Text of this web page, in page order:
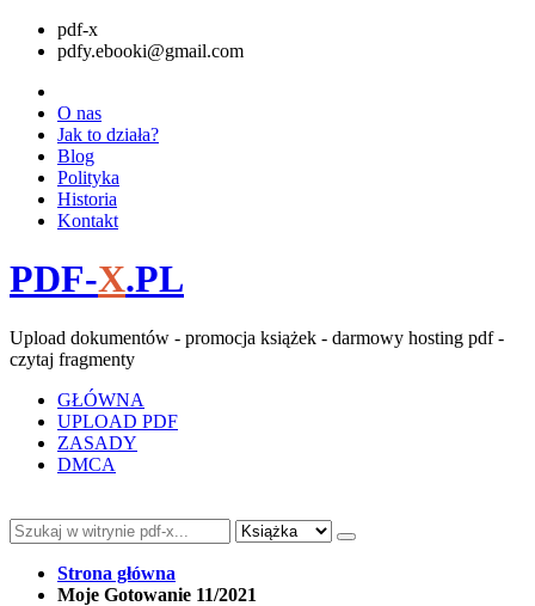
pdf-x
pdfy.ebooki@gmail.com
O nas
Jak to działa?
Blog
Polityka
Historia
Kontakt
PDF-X.PL
Upload dokumentów - promocja książek - darmowy hosting pdf -
czytaj fragmenty
GŁÓWNA
UPLOAD PDF
ZASADY
DMCA
Strona główna
Moje Gotowanie 11/2021